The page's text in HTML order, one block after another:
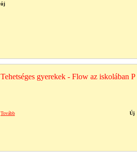
új
Tehetséges gyerekek - Flow az iskolában P
Tovább Új